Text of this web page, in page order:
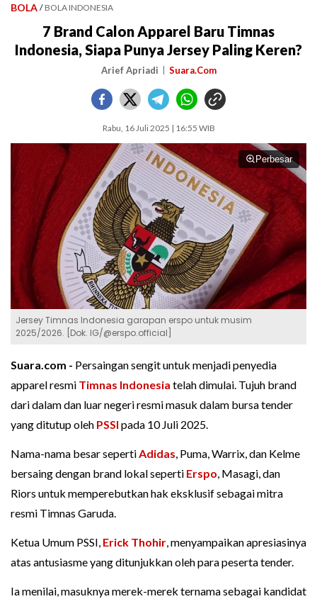
BOLA / BOLA INDONESIA
7 Brand Calon Apparel Baru Timnas
Indonesia, Siapa Punya Jersey Paling Keren?
Arief Apriadi Suara.Com
Rabu, 16 Juli 2025 | 16:55 WIB
Perbesar
Jersey Timnas Indonesia garapan erspo untuk musim
2025/2026. [Dok. IG/@erspo.official]
Suara.com - Persaingan sengit untuk menjadi penyedia
apparel resmi Timnas Indonesia telah dimulai. Tujuh brand
dari dalam dan luar negeri resmi masuk dalam bursa tender
yang ditutup oleh PSSI pada 10 Juli 2025.
Nama-nama besar sepertiAdidas, Puma, Warrix, dan Kelme
bersaing dengan brand lokal seperti Erspo, Masagi, dan
Riors untuk memperebutkan hak eksklusif sebagai mitra
resmi Timnas Garuda.
Ketua Umum PSSI, Erick Thohir, menyampaikan apresiasinya
atas antusiasme yang ditunjukkan oleh para peserta tender.
Ia menilai, masuknya merek-merek ternama sebagai kandidat